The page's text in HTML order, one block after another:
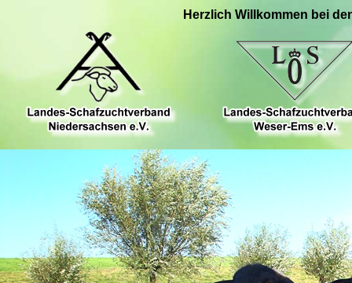
Herzlich Willkommen bei